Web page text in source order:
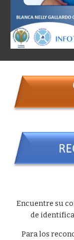
Encuentre su
de
Para los